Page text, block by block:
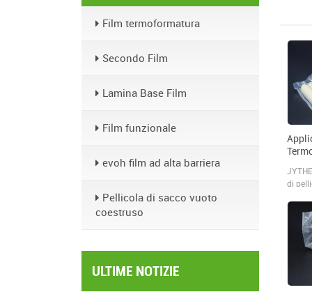
Film termoformatura
Secondo Film
Lamina Base Film
Film funzionale
evoh film ad alta barriera
Pellicola di sacco vuoto
coestruso
ULTIME NOTIZIE
di
al
frutti